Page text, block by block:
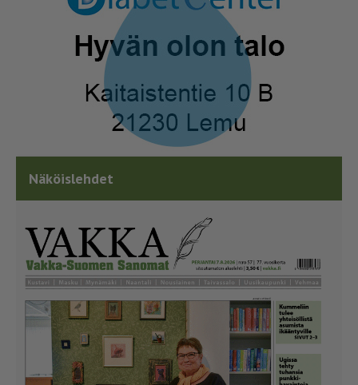
Näköislehdet